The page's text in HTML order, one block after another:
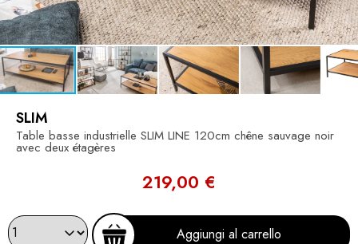
SLIM
Table basse industrielle SLIM LINE 120cm chêne sauvage noir
avec deux étagères
219,00 €
Aggiungi al carrello